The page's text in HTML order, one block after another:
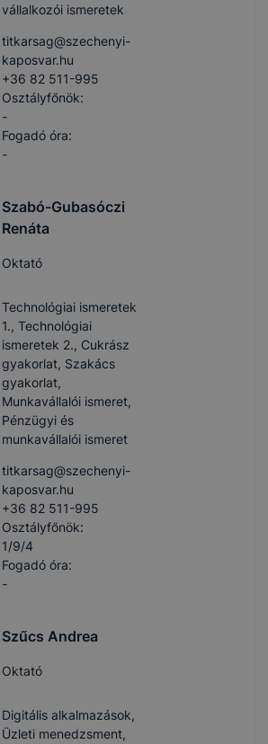
vállalkozói ismeretek
titkarsag​@szechenyi-
kaposvar.hu
+36 82 511-995
Osztályfőnök:
-
Fogadó óra:
-
Szabó-Gubasóczi
Renáta
Oktató
Technológiai ismeretek
1., Technológiai
ismeretek 2., Cukrász
gyakorlat, Szakács
gyakorlat,
Munkavállalói ismeret,
Pénzügyi és
munkavállalói ismeret
titkarsag​@szechenyi-
kaposvar.hu
+36 82 511-995
Osztályfőnök:
1/9/4
Fogadó óra:
-
Szűcs Andrea
Oktató
Digitális alkalmazások,
Üzleti menedzsment,